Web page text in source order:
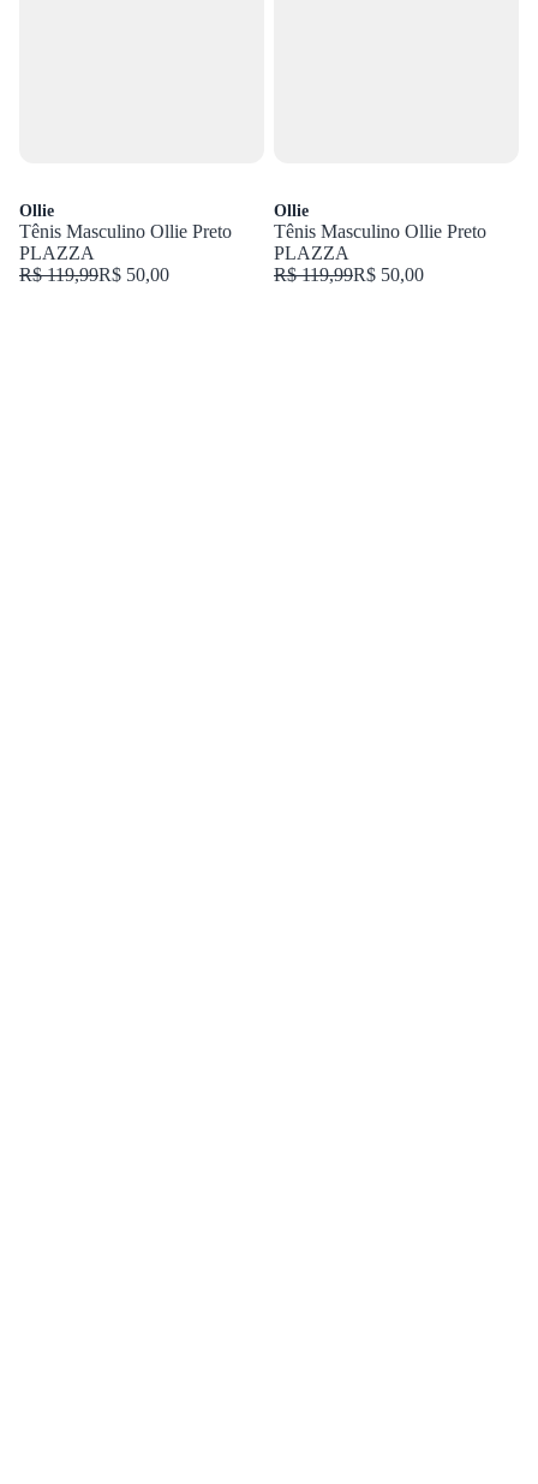
Ollie
Tênis Masculino Ollie Preto
PLAZZA
R$ 119,99R$ 50,00
Ollie
Tênis Masculino Ollie Preto
PLAZZA
R$ 119,99R$ 50,00